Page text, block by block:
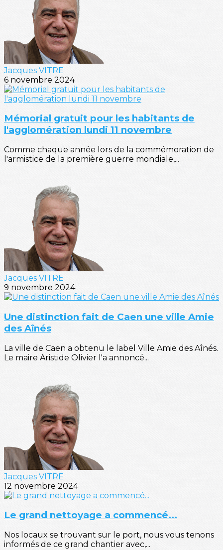
Jacques VITRE
6 novembre 2024
Mémorial gratuit pour les habitants de
l'agglomération lundi 11 novembre
Comme chaque année lors de la commémoration de
l'armistice de la première guerre mondiale,...
Jacques VITRE
9 novembre 2024
Une distinction fait de Caen une ville Amie
des Aînés
La ville de Caen a obtenu le label Ville Amie des Aînés.
Le maire Aristide Olivier l'a annoncé...
Jacques VITRE
12 novembre 2024
Le grand nettoyage a commencé...
Nos locaux se trouvant sur le port, nous vous tenons
informés de ce grand chantier avec,...